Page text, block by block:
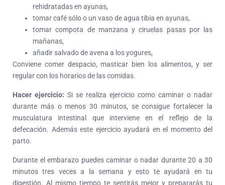
rehidratadas en ayunas,
tomar café sólo o un vaso de agua tibia en ayunas,
tomar compota de manzana y ciruelas pasas por las
mañanas,
añadir salvado de avena a los yogures,
Conviene comer despacio, masticar bien los alimentos, y ser
regular con los horarios de las comidas.
Hacer ejercicio: Si se realiza ejercicio como caminar o nadar
durante más o menos 30 minutos, se consigue fortalecer la
musculatura intestinal que interviene en el reflejo de la
defecación. Además este ejercicio ayudará en el momento del
parto.
Durante el embarazo puedes caminar o nadar durante 20 a 30
minutos tres veces a la semana y esto te ayudará en tu
digestión. Al mismo tiempo te sentirás mejor y prepararás tu